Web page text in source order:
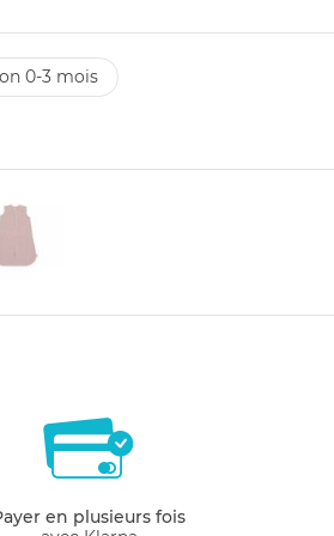
0-3 mois
en plusieurs fois